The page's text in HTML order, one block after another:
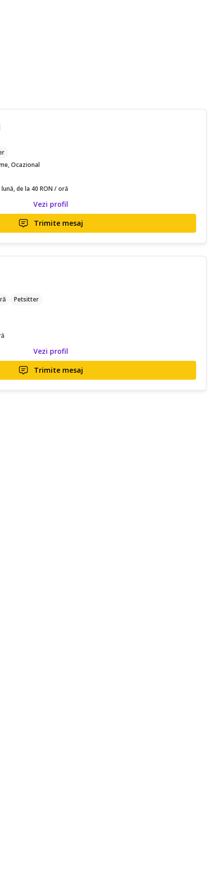
Ocazional
de la 40 RON / oră
Vezi profil
Trimite mesaj
Petsitter
Vezi profil
Trimite mesaj